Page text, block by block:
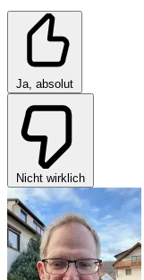
Ja, absolut
Nicht wirklich